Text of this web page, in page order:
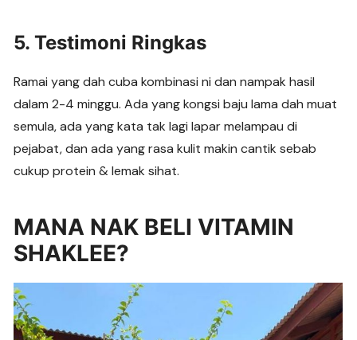
5. Testimoni Ringkas
Ramai yang dah cuba kombinasi ni dan nampak hasil
dalam 2-4 minggu. Ada yang kongsi baju lama dah muat
semula, ada yang kata tak lagi lapar melampau di
pejabat, dan ada yang rasa kulit makin cantik sebab
cukup protein & lemak sihat.
MANA NAK BELI VITAMIN
SHAKLEE?